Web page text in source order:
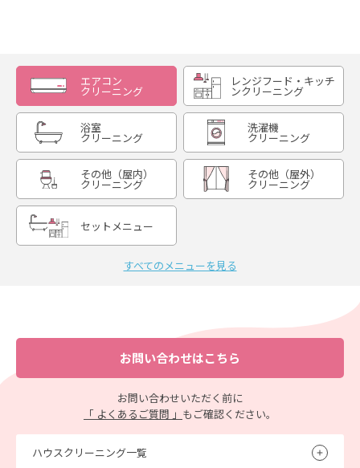
エアコン
クリーニング
レンジフード・キッチ
ンクリーニング
浴室
クリーニング
洗濯機
クリーニング
その他（屋内）
クリーニング
その他（屋外）
クリーニング
セットメニュー
すべてのメニューを見る
お問い合わせはこちら
お問い合わせいただく前に
「 よくあるご質問 」 もご確認ください。
ハウスクリーニング一覧